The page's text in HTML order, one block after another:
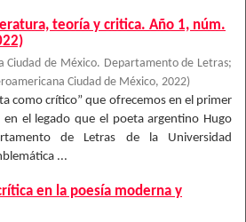
teoría y critica. Año 1, núm.
Ciudad de México. Departamento de Letras;
Ciudad de México, 2022)
como crítico” que ofrecemos en el primer
el legado que el poeta argentino Hugo
de Letras de la Universidad
...
en la poesía moderna y